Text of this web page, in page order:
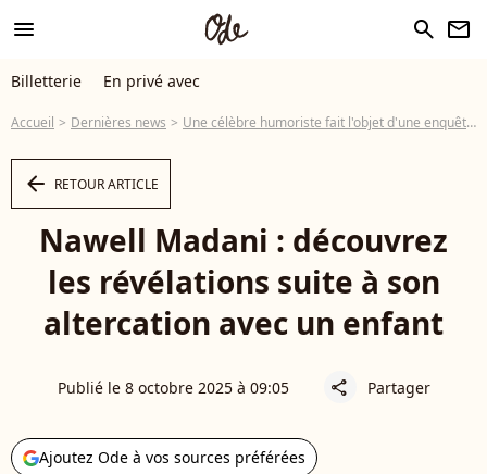
menu search newsletter
Billetterie En privé avec
Accueil Dernières news Une célèbre humoriste fait l'objet d'une enquête après une altercation avec un enfant de 6 ans qui a dû être pris en charge
arrow_left RETOUR ARTICLE
Nawell Madani : découvrez
les révélations suite à son
altercation avec un enfant
Publié le 8 octobre 2025 à 09:05 share Partager
Ajoutez Ode à vos sources préférées